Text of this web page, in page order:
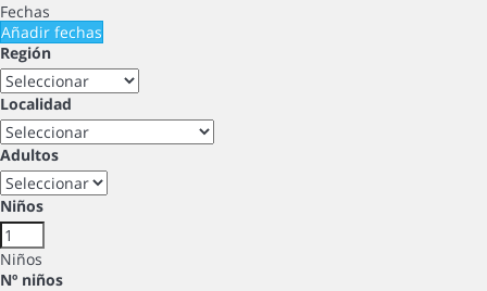
Fechas
Añadir fechas
Región
Localidad
Adultos
Niños
Niños
Nº niños